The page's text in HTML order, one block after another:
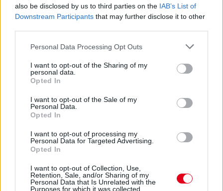
also be disclosed by us to third parties on the IAB’s List of
Downstream Participants that may further disclose it to other
Please note that this website/app uses one or more Google
not limited to your visit or usage behaviour. You may click to
grant or deny consent to Google and its third-party tags to
use your data for below specified purposes in below Google
consent section.
Personal Data Processing Opt Outs
I want to opt-out of the Sharing of my
personal data.
Opted In
I want to opt-out of the Sale of my
Personal Data.
Opted In
I want to opt-out of processing my
Personal Data for Targeted Advertising.
Opted In
I want to opt-out of Collection, Use,
Retention, Sale, and/or Sharing of my
Personal Data that Is Unrelated with the
Purposes for which it was collected.
Kövess minket a Facebookon
2 órája
körrekordon